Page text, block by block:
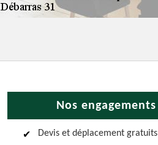
Nos engagements
Devis et déplacement gratuits